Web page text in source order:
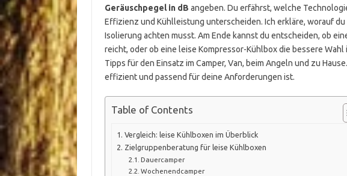
Geräuschpegel in dB angeben. Du erfährst, welche
Effizienz und Kühlleistung unterscheiden. Ich erkläre, worauf
Isolierung achten musst. Am Ende kannst du entscheiden, ob
reicht, oder ob eine leise Kompressor-Kühlbox die bessere
Tipps für den Einsatz im Camper, Van, beim Angeln und zu
effizient und passend für deine Anforderungen ist.
Table of Contents
Vergleich: leise Kühlboxen im Überblick
Zielgruppenberatung für leise Kühlboxen
Dauercamper
Wochenendcamper